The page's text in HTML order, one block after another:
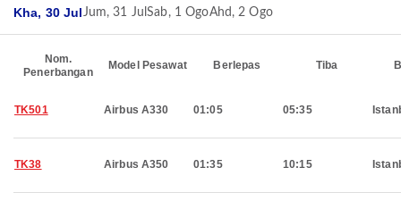
Kha, 30 JulJum, 31 JulSab, 1 OgoAhd, 2 Ogo
Nom.
Penerbangan
Model Pesawat Berlepas Tiba
TK501 Airbus A330 01:05 05:35
TK38 Airbus A350 01:35 10:15